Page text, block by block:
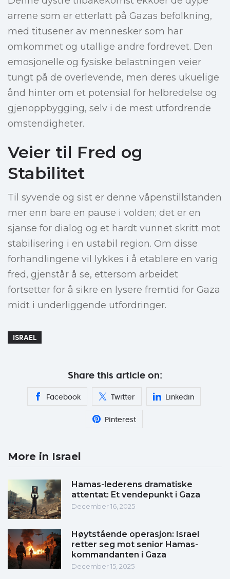
arrene som er etterlatt på Gazas befolkning,
med titusener av mennesker som har
omkommet og utallige andre fordrevet. Den
emosjonelle og fysiske belastningen veier
tungt på de overlevende, men deres ukuelige
ånd hinter om et potensial for helbredelse og
gjenoppbygging, selv i de mest utfordrende
omstendigheter.
Veier til Fred og
Stabilitet
Til syvende og sist er denne våpenstillstanden
mer enn bare en pause i volden; det er en
sjanse for dialog og et hardt vunnet skritt mot
stabilisering i en ustabil region. Om disse
forhandlingene vil lykkes i å etablere en varig
fred, gjenstår å se, ettersom arbeidet
fortsetter for å sikre en lysere fremtid for Gaza
midt i underliggende utfordringer.
ISRAEL
Share this article on:
Facebook Twitter Linkedin
Pinterest
More in Israel
Hamas-lederens dramatiske
attentat: Et vendepunkt i Gaza
December 16, 2025
Høytstående operasjon: Israel
retter seg mot senior Hamas-
kommandanten i Gaza
December 15, 2025